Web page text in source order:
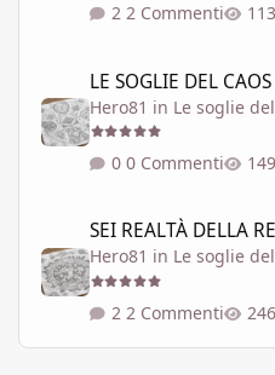
2 Commenti
LE SOGLIE DEL CAOS
Hero81 in Le soglie
0 Commenti
SEI REALTÀ DELLA
Hero81 in Le soglie
2 Commenti